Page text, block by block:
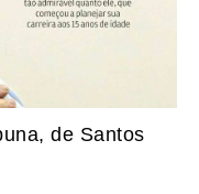
de Santos